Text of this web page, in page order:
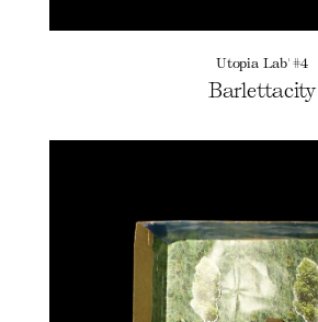
Utopia Lab' #4
Barlettacity